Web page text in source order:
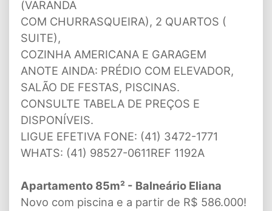
(VARANDA
COM CHURRASQUEIRA), 2 QUARTOS (
SUITE),
COZINHA AMERICANA E GARAGEM
ANOTE AINDA: PRÉDIO COM ELEVADOR,
SALÃO DE FESTAS, PISCINAS.
CONSULTE TABELA DE PREÇOS E
DISPONÍVEIS.
LIGUE EFETIVA FONE: (41) 3472-1771
WHATS: (41) 98527-0611REF 1192A
Apartamento 85m² - Balneário Eliana
Novo com piscina e a partir de R$ 586.000!